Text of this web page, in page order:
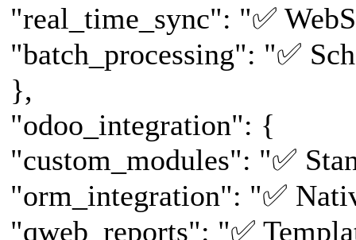
"real_time_sync": "✅
"batch_processing": "✅
},
"odoo_integration": {
"custom_modules": "✅
"orm_integration": "✅
"qweb_reports": "✅